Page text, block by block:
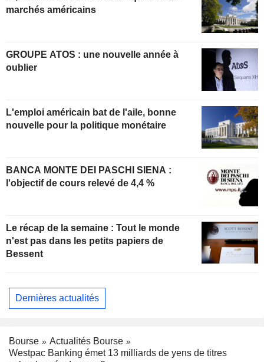
marchés américains
GROUPE ATOS : une nouvelle année à
oublier
L'emploi américain bat de l'aile, bonne
nouvelle pour la politique monétaire
BANCA MONTE DEI PASCHI SIENA :
l'objectif de cours relevé de 4,4 %
Le récap de la semaine : Tout le monde
n'est pas dans les petits papiers de
Bessent
Dernières actualités
Bourse
Actualités Bourse
Westpac Banking émet 13 milliards de yens de titres